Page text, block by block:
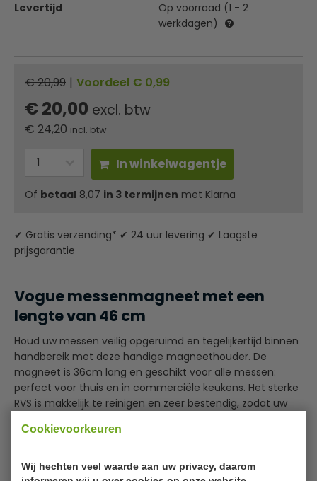
Cookievoorkeuren
Wij hechten veel waarde aan uw privacy, daarom
Levertijd
Op voorraad (1 - 2
werkdagen)
€ 20,99 | Voordeel € 0,99
€ 20,00 excl. btw
€ 24,20 incl. btw
In winkelwagentje
Of betaal 8,07 in 3 termijnen met Klarna
✔ Gratis verzending* ✔ 24 uur levering ✔ Laagste
prijsgarantie
Vogue messenmagneet met een
lengte van 46 cm
Houd uw messen veilig opgeruimd en tegelijkertijd binnen
handbereik met deze handige magneethouder. De
magneet is 36cm lang en geschikt voor alle messen:
perfect voor thuis en in commerciële keukens. Het sterke
RVS is makkelijk te reinigen en zeer bestendig, zodat uw
Sterke magneet
Snel en eenvoudig toegang tot uw messen